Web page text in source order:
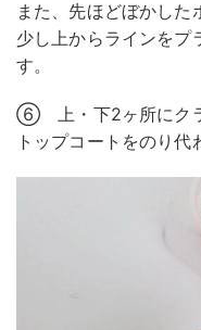
また、先ほどぼかした
少し上からラインをプ
す。
⑥ 上・下2ヶ所にクラ
トップコートをのり代